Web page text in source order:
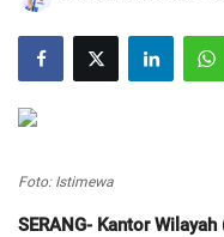
Susunan Redaksi
Galeri
Foto: Istimewa
SERANG- Kantor